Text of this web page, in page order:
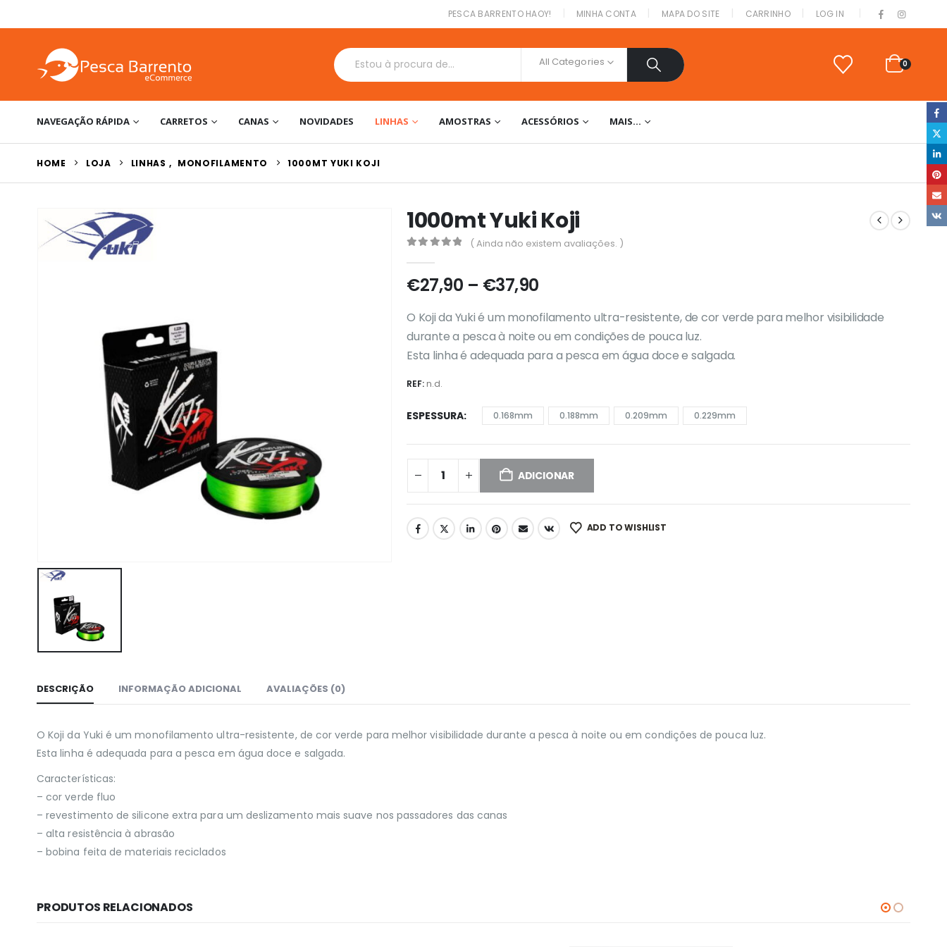
PESCA BARRENTO HAOY! MINHA CONTA MAPA DO SITE CARRINHO LOG IN
All Categories 0
NAVEGAÇÃO RÁPIDA CARRETOS CANAS NOVIDADES LINHAS AMOSTRAS ACESSÓRIOS MAIS…
HOME LOJA LINHAS , MONOFILAMENTO 1000MT YUKI KOJI
1000mt Yuki Koji
( Ainda não existem avaliações. )
€27,90 – €37,90Price
€27,90
through
€37,90
O Koji da Yuki é um monofilamento ultra-resistente, de cor verde para melhor visibilidade
durante a pesca à noite ou em condições de pouca luz.
Esta linha é adequada para a pesca em água doce e salgada.
REF: n.d.
ESPESSURA 0.168mm 0.188mm 0.209mm 0.229mm
ADICIONAR
ADD TO WISHLIST
DESCRIÇÃO INFORMAÇÃO ADICIONAL AVALIAÇÕES (0)
O Koji da Yuki é um monofilamento ultra-resistente, de cor verde para melhor visibilidade durante a pesca à noite ou em condições de pouca luz.
Esta linha é adequada para a pesca em água doce e salgada.
Características:
– cor verde fluo
– revestimento de silicone extra para um deslizamento mais suave nos passadores das canas
– alta resistência à abrasão
– bobina feita de materiais reciclados
PRODUTOS RELACIONADOS